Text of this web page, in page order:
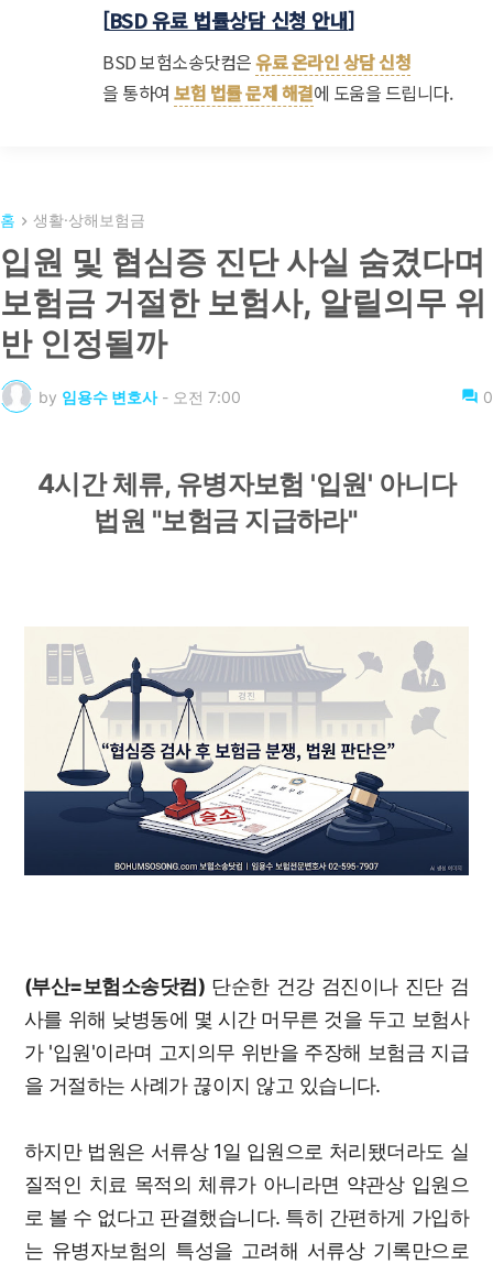
[BSD 유료 법률상담 신청 안내]
BSD 보험소송닷컴은유료 온라인 상담 신청
을 통하여보험 법률 문제 해결에 도움을 드립니다.
홈 생활·상해보험금
입원 및 협심증 진단 사실 숨겼다며
보험금 거절한 보험사, 알릴의무 위
반 인정될까
by 임용수 변호사 - 오전 7:00 0
4시간 체류, 유병자보험 '입원' 아니다
법원 "보험금 지급하라"
(부산=보험소송닷컴) 단순한 건강 검진이나 진단 검
사를 위해 낮병동에 몇 시간 머무른 것을 두고 보험사
가 '입원'이라며 고지의무 위반을 주장해 보험금 지급
을 거절하는 사례가 끊이지 않고 있습니다.
하지만 법원은 서류상 1일 입원으로 처리됐더라도 실
질적인 치료 목적의 체류가 아니라면 약관상 입원으
로 볼 수 없다고 판결했습니다. 특히 간편하게 가입하
는 유병자보험의 특성을 고려해 서류상 기록만으로